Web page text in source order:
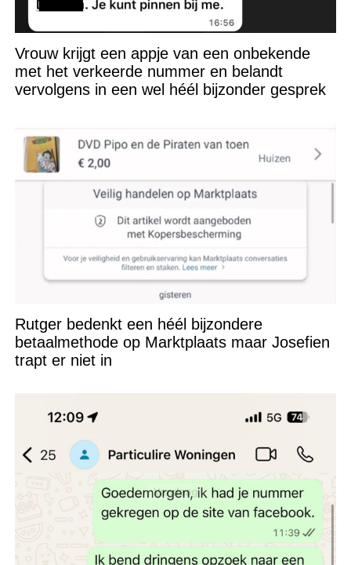
Vrouw krijgt een appje van een onbekende
met het verkeerde nummer en belandt
vervolgens in een wel héél bijzonder gesprek
Rutger bedenkt een héél bijzondere
betaalmethode op Marktplaats maar Josefien
trapt er niet in